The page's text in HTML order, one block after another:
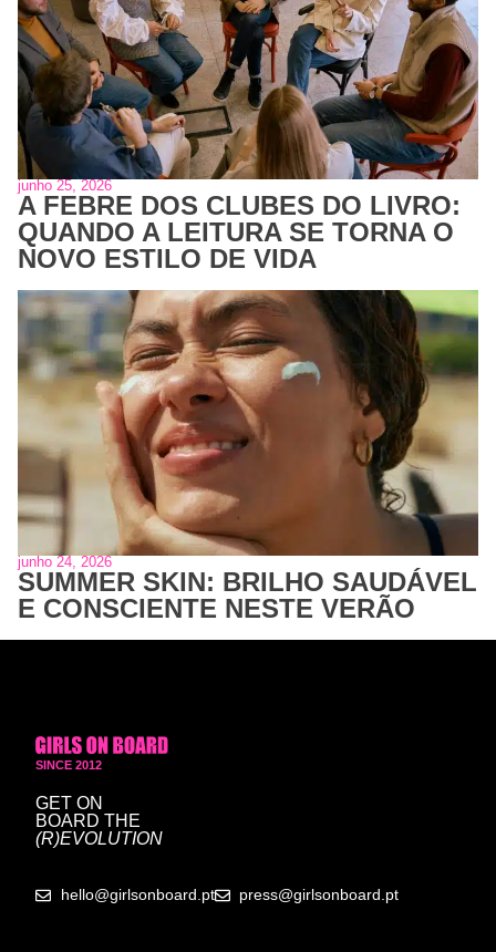
junho 25, 2026
A FEBRE DOS CLUBES DO LIVRO:
QUANDO A LEITURA SE TORNA O
NOVO ESTILO DE VIDA
junho 24, 2026
SUMMER SKIN: BRILHO SAUDÁVEL
E CONSCIENTE NESTE VERÃO
SINCE 2012
GET ON
BOARD THE
(R)EVOLUTION
hello@girlsonboard.pt press@girlsonboard.pt